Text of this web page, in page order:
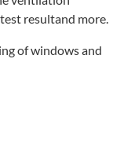
resultand more.
of windows and